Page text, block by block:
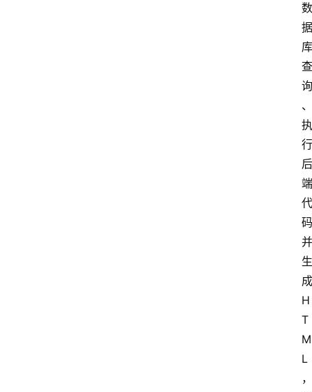
数
据
库
查
询
、
执
行
后
端
代
码
并
生
成
H
T
M
L
，